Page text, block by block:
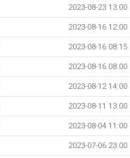
2023-08-23 13:00
2023-08-16 12:00
2023-08-16 08:15
2023-08-16 08:00
2023-08-12 14:00
2023-08-11 13:00
2023-08-04 11:00
2023-07-06 23:00